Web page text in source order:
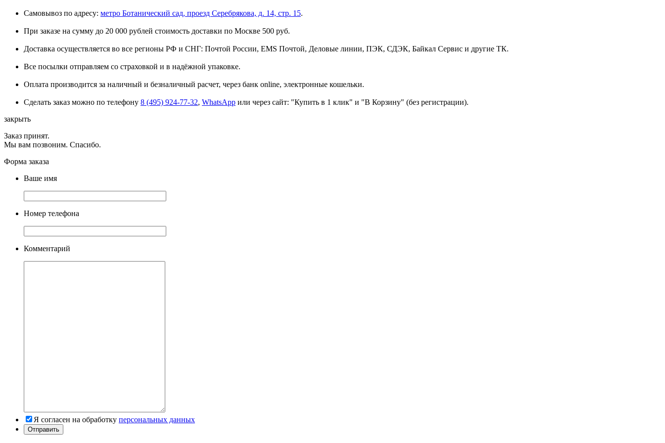
Самовывоз по адресу: метро Ботанический сад, проезд Серебрякова, д. 14, стр. 15.
При заказе на сумму до 20 000 рублей стоимость доставки по Москве 500 руб.
Доставка осуществляется во все регионы РФ и СНГ: Почтой России, EMS Почтой, Деловые линии, ПЭК, СДЭК, Байкал Сервис и другие ТК.
Все посылки отправляем со страховкой и в надёжной упаковке.
Оплата производится за наличный и безналичный расчет, через банк online, электронные кошельки.
Сделать заказ можно по телефону 8 (495) 924-77-32, WhatsApp или через сайт: "Купить в 1 клик" и "В Корзину" (без регистрации).
закрыть
Заказ принят.
Мы вам позвоним. Спасибо.
Форма заказа
Ваше имя
Номер телефона
Комментарий
Я согласен на обработку персональных данных